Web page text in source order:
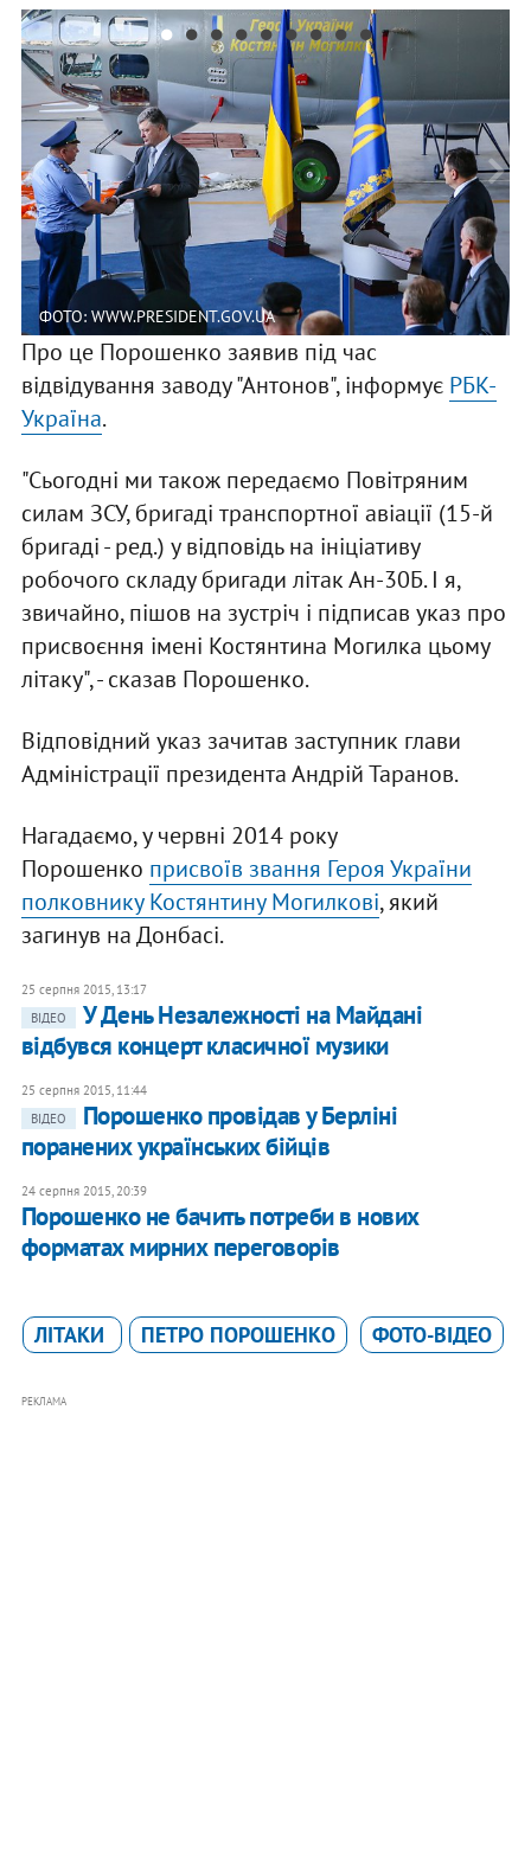
ФОТО: WWW.PRESIDENT.GOV.UA
Про це Порошенко заявив під час
відвідування заводу "Антонов", інформує РБК-
Україна.
"Сьогодні ми також передаємо Повітряним
силам ЗСУ, бригаді транспортної авіації (15-й
бригаді - ред.) у відповідь на ініціативу
робочого складу бригади літак Ан-30Б. І я,
звичайно, пішов на зустріч і підписав указ про
присвоєння імені Костянтина Могилка цьому
літаку", - сказав Порошенко.
Відповідний указ зачитав заступник глави
Адміністрації президента Андрій Таранов.
Нагадаємо, у червні 2014 року
Порошенко присвоїв звання Героя України
полковнику Костянтину Могилкові, який
загинув на Донбасі.
25 серпня 2015, 13:17
ВІДЕО
У День Незалежності на Майдані
відбувся концерт класичної музики
25 серпня 2015, 11:44
ВІДЕО
Порошенко провідав у Берліні
поранених українських бійців
24 серпня 2015, 20:39
Порошенко не бачить потреби в нових
форматах мирних переговорів
ЛІТАКИ ПЕТРО ПОРОШЕНКО ФОТО-ВІДЕО
РЕКЛАМА